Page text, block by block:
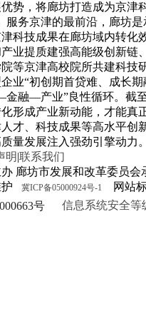
势，将廊坊打造成为京津
服务京津的最前沿，廊坊
科技成果在廊坊域内转化
业提质建强高能级创新链
等京津高校院所共建科技
业“初创期首贷难、成长
融—产业”良性循环。截
形成产业新动能，才能真
才、科技成果等高水平创
量发展注入强劲引擎动力。
明|联系我们
廊坊市发展和改革委员
护
冀ICP备05000924号-1
网站标
号
信息系统安全等